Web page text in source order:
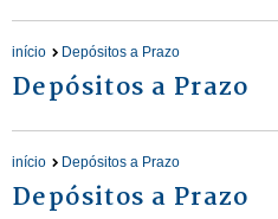
início Depósitos a Prazo
Depósitos a Prazo
início Depósitos a Prazo
Depósitos a Prazo